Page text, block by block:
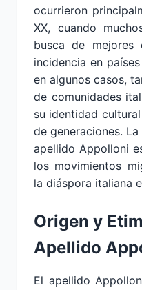
ocurrieron
XX, cuando
busca de mejores
incidencia en
en algunos casos,
de comunidades
su identidad
de generaciones.
apellido Appolloni
los movimientos
la diáspora italiana
Origen y
Apellido
El apellido